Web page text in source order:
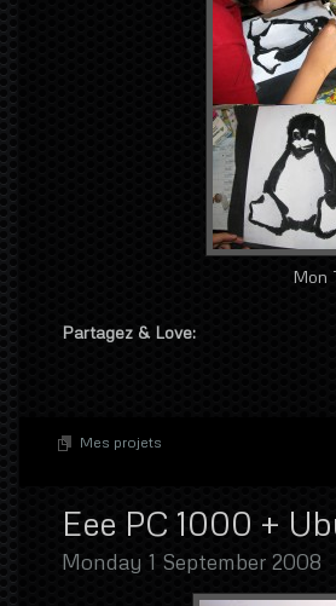
Mon
Partagez & Love:
Mes projets
Eee PC 1000 +
Monday 1 September 2008